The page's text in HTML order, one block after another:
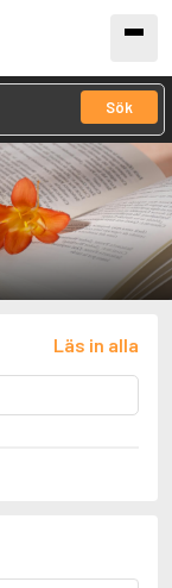
Sök
Läs in alla